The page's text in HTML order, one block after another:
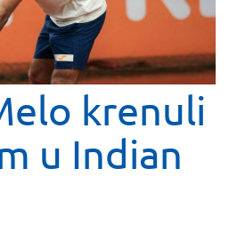
krenuli
u Indian